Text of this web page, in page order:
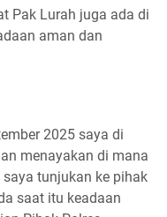
Pak Lurah juga ada di
aman dan
2025 saya di
menayakan di mana
tunjukan ke pihak
saat itu keadaan